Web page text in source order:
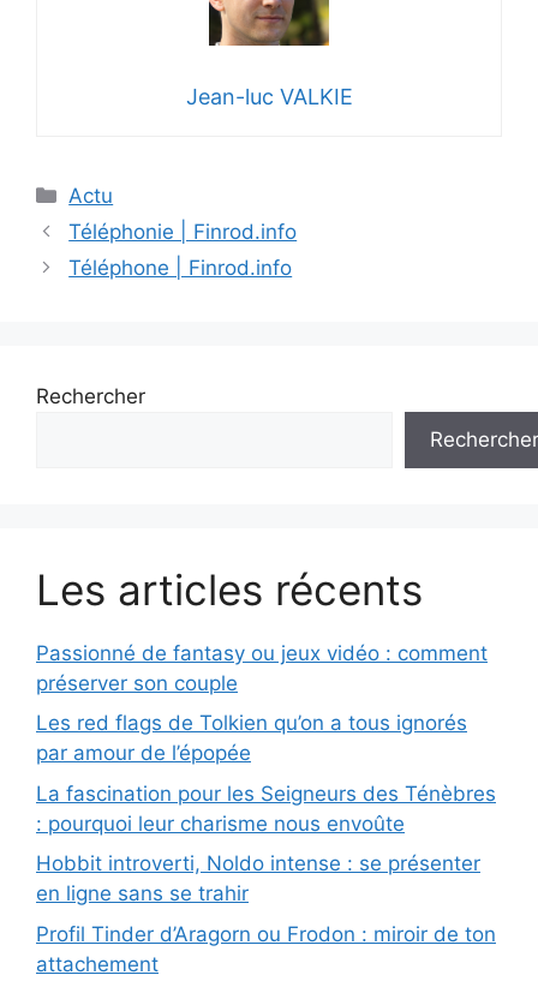
Jean-luc VALKIE
Catégories
Actu
Téléphonie | Finrod.info
Téléphone | Finrod.info
Rechercher
Rechercher
Les articles récents
Passionné de fantasy ou jeux vidéo : comment
préserver son couple
Les red flags de Tolkien qu’on a tous ignorés
par amour de l’épopée
La fascination pour les Seigneurs des Ténèbres
: pourquoi leur charisme nous envoûte
Hobbit introverti, Noldo intense : se présenter
en ligne sans se trahir
Profil Tinder d’Aragorn ou Frodon : miroir de ton
attachement